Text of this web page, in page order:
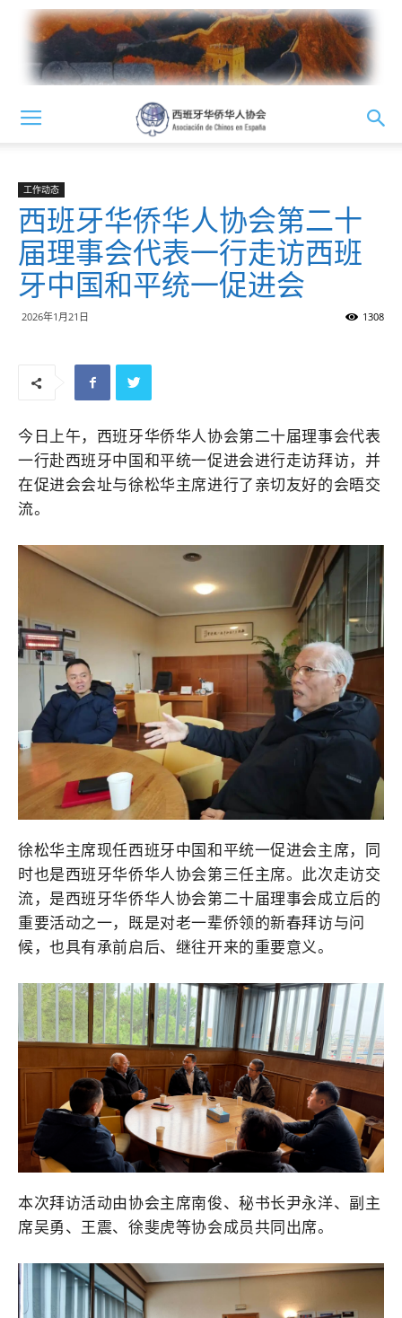
工作动态
西班牙华侨华人协会第二十
届理事会代表一行走访西班
牙中国和平统一促进会
2026年1月21日 1308
今日上午，西班牙华侨华人协会第二十届理事会代表
一行赴西班牙中国和平统一促进会进行走访拜访，并
在促进会会址与徐松华主席进行了亲切友好的会晤交
流。
徐松华主席现任西班牙中国和平统一促进会主席，同
时也是西班牙华侨华人协会第三任主席。此次走访交
流，是西班牙华侨华人协会第二十届理事会成立后的
重要活动之一，既是对老一辈侨领的新春拜访与问
候，也具有承前启后、继往开来的重要意义。
本次拜访活动由协会主席南俊、秘书长尹永洋、副主
席吴勇、王震、徐斐虎等协会成员共同出席。